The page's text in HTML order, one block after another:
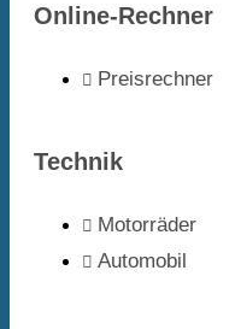
Online-Rechner
Preisrechner
Technik
Motorräder
Automobil